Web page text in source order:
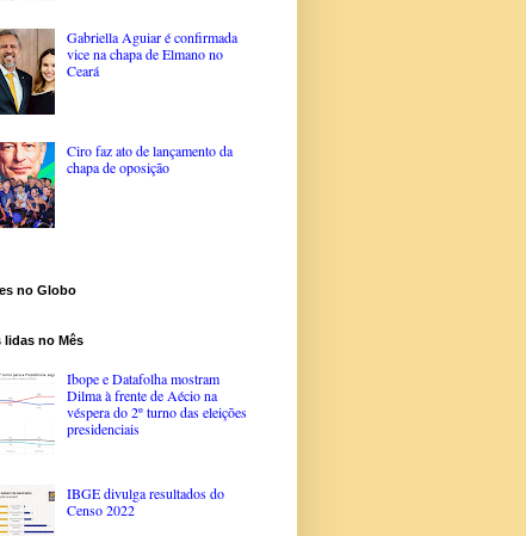
Gabriella Aguiar é confirmada
vice na chapa de Elmano no
Ceará
Ciro faz ato de lançamento da
chapa de oposição
no Globo
lidas no Mês
Ibope e Datafolha mostram
Dilma à frente de Aécio na
véspera do 2º turno das eleições
presidenciais
IBGE divulga resultados do
Censo 2022